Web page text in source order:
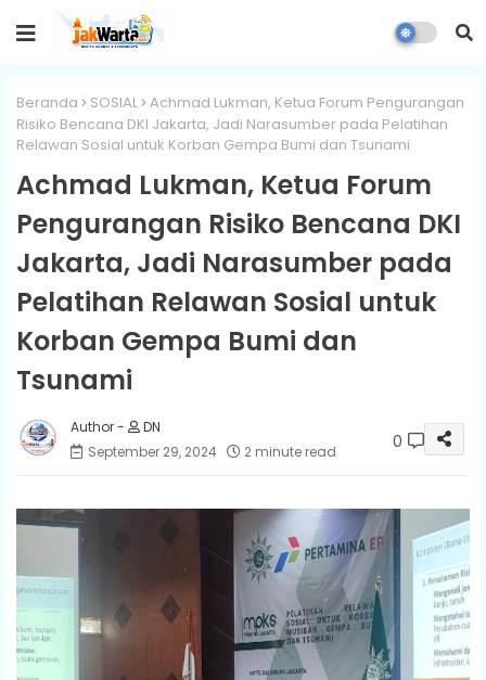
Beranda SOSIAL Achmad Lukman, Ketua Forum Pengurangan
Risiko Bencana DKI Jakarta, Jadi Narasumber pada Pelatihan
Relawan Sosial untuk Korban Gempa Bumi dan Tsunami
Achmad Lukman, Ketua Forum
Pengurangan Risiko Bencana DKI
Jakarta, Jadi Narasumber pada
Pelatihan Relawan Sosial untuk
Korban Gempa Bumi dan
Tsunami
DN
September 29, 2024
2 minute read 0